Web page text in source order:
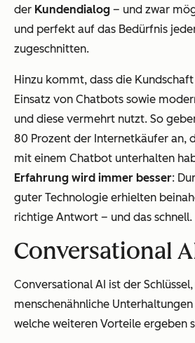
der Kundendialog – und zwar
und perfekt auf das Bedürfnis
zugeschnitten.
Hinzu kommt, dass die
Einsatz von Chatbots sowie
und diese vermehrt nutzt. So
80 Prozent der Internetkäufer an,
mit einem Chatbot unterhalten
Erfahrung wird immer besser:
guter Technologie erhielten
richtige Antwort – und das schnell.
Conversational
Conversational AI ist der
menschenähnliche
welche weiteren Vorteile ergeben